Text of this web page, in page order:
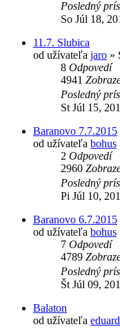
Posledný
So Júl 18,
11.7. Slubica
od užívateľa jaro »
8 Odpovedí
4941
Posledný
St Júl 15,
Baranovo 7.7.2015
od užívateľa bohus
2 Odpovedí
2960
Posledný
Pi Júl 10,
Baranovo 6.7.2015
od užívateľa bohus
7 Odpovedí
4789
Posledný
Št Júl 09,
Balaton
od užívateľa